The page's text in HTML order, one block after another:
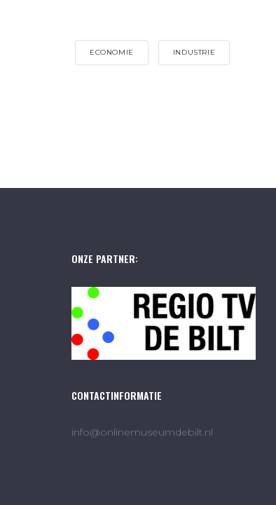
ECONOMIE INDUSTRIE
ONZE PARTNER:
CONTACTINFORMATIE
info@onlinemuseumdebilt.nl